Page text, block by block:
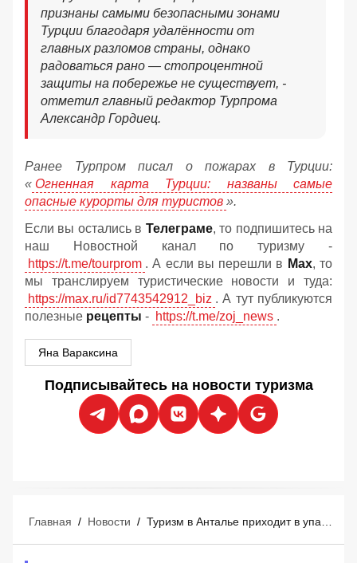
признаны самыми безопасными зонами
Турции благодаря удалённости от
главных разломов страны, однако
радоваться рано — стопроцентной
защиты на побережье не существует, -
отметил главный редактор Турпрома
Александр Гордиец.
Ранее Турпром писал о пожарах в Турции:
« Огненная карта Турции: названы самые
опасные курорты для туристов ».
Если вы остались в Телеграме, то подпишитесь на
наш Новостной канал по туризму -
https://t.me/tourprom . А если вы перешли в Мах, то
мы транслируем туристические новости и туда:
https://max.ru/id7743542912_biz . А тут публикуются
полезные рецепты - https://t.me/zoj_news .
Яна Вараксина
Подписывайтесь на новости туризма
Главная / Новости /